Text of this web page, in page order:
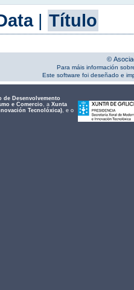
| Título
©
Para máis información
Este software foi deseñado e
de Desenvolvemento
e Comercio, a Xunta
Tecnolóxica), e o